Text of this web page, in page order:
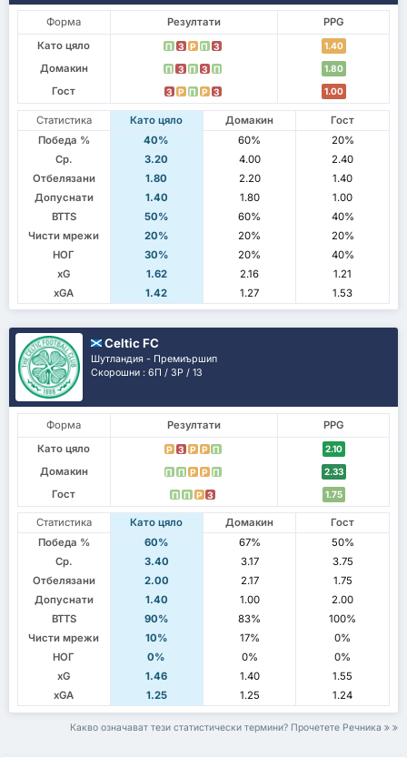
Форма Резултати
PPG
Като цяло
П З P П З 1.40
Домакин П З П З П 1.80
Гост З P П P З 1.00
Статистика Като цяло Домакин
Гост
Победа %
40% 60%
20%
Ср.
3.20 4.00
2.40
Отбелязани
1.80 2.20
1.40
Допуснати
1.40 1.80
1.00
BTTS
50% 60%
40%
Чисти мрежи
20% 20%
20%
НОГ
30% 20%
40%
xG
1.62 2.16
1.21
xGA
1.42 1.27 1.53
Celtic FC
Шутландия - Премиършип
Скорошни : 6П / 3P / 1З
Форма Резултати
PPG
Като цяло
P З P P П 2.10
Домакин П П P P П 2.33
Гост П П P З 1.75
Статистика Като цяло Домакин
Гост
Победа %
60% 67%
50%
Ср.
3.40 3.17
3.75
Отбелязани
2.00 2.17
1.75
Допуснати
1.40 1.00
2.00
BTTS
90% 83%
100%
Чисти мрежи
10% 17%
0%
НОГ
0% 0%
0%
xG
1.46 1.40
1.55
xGA
1.25 1.25 1.24
Какво означават тези статистически термини? Прочетете Речника